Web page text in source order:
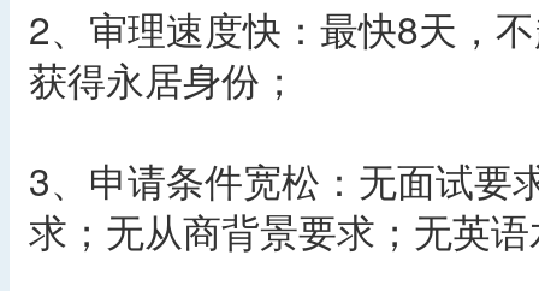
2、审理速度快：最快8天，
获得永居身份；
3、申请条件宽松：无面试要
求；无从商背景要求；无英